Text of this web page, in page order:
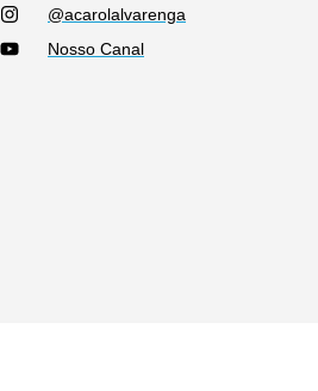
@acarolalvarenga
Nosso Canal